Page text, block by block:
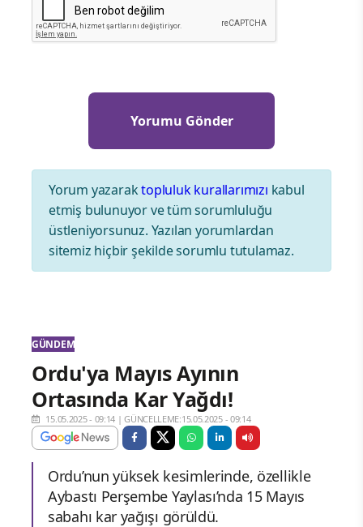
Yorum yazaraktopluluk kurallarımızı kabul
etmiş bulunuyor ve tüm sorumluluğu
üstleniyorsunuz. Yazılan yorumlardan
sitemiz hiçbir şekilde sorumlu tutulamaz.
GÜNDEM
Ordu'ya Mayıs Ayının
Ortasında Kar Yağdı!
15.05.2025 - 09:14 |GÜNCELLEME:15.05.2025 - 09:14
Ordu’nun yüksek kesimlerinde, özellikle
Aybastı Perşembe Yaylası’nda 15 Mayıs
sabahı kar yağışı görüldü.